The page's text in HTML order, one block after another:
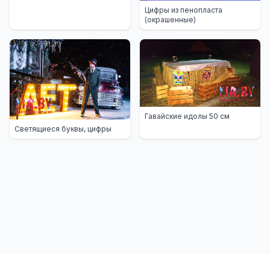
Цифры из пенопласта
(окрашенные)
Светящиеся буквы, цифры
Гавайские идолы 50 см